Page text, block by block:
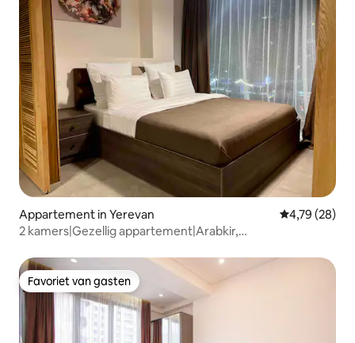
Appartement in Yerevan Gemiddelde
4,79 (28)
2 kamers|Gezellig appartement|Arabkir,
Favoriet van gasten
Favoriet van gasten